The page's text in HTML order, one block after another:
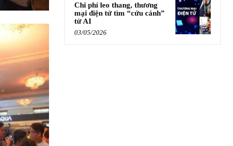
Chi phí leo thang, thương
mại điện tử tìm “cứu cánh”
từ AI
03/05/2026